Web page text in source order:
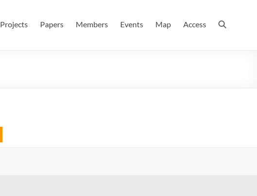
Projects Papers Members Events Map Access